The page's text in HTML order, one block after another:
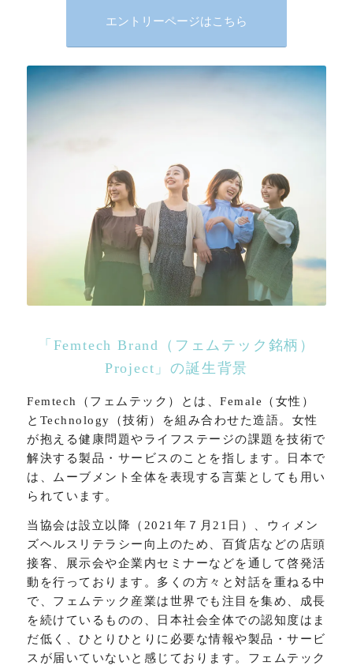
エントリーページはこちら
「Femtech Brand（フェムテック銘柄）
Project」の誕生背景
Femtech（フェムテック）とは、Female（女性）
とTechnology（技術）を組み合わせた造語。女性
が抱える健康問題やライフステージの課題を技術で
解決する製品・サービスのことを指します。日本で
は、ムーブメント全体を表現する言葉としても用い
られています。
当協会は設立以降（2021年７月21日）、ウィメン
ズヘルスリテラシー向上のため、百貨店などの店頭
接客、展示会や企業内セミナーなどを通して啓発活
動を行っております。多くの方々と対話を重ねる中
で、フェムテック産業は世界でも注目を集め、成長
を続けているものの、日本社会全体での認知度はま
だ低く、ひとりひとりに必要な情報や製品・サービ
スが届いていないと感じております。フェムテック